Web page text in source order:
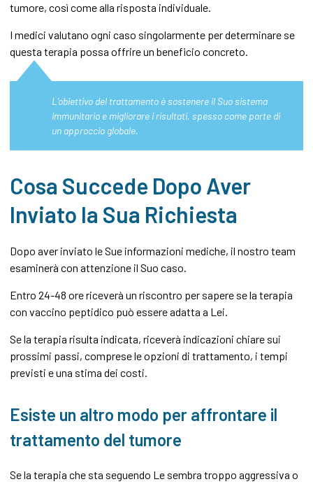
tumore, così come alla risposta individuale.
I medici valutano ogni caso singolarmente per determinare se
questa terapia possa offrire un beneficio concreto.
L’obiettivo del trattamento è sostenere il Suo sistema
immunitario e migliorare i risultati, spesso come parte di
un approccio globale.
Cosa Succede Dopo Aver
Inviato la Sua Richiesta
Dopo aver inviato le Sue informazioni mediche, il nostro team
esaminerà con attenzione il Suo caso.
Entro 24-48 ore riceverà un riscontro per sapere se la terapia
con vaccino peptidico può essere adatta a Lei.
Se la terapia risulta indicata, riceverà indicazioni chiare sui
prossimi passi, comprese le opzioni di trattamento, i tempi
previsti e una stima dei costi.
Esiste un altro modo per affrontare il
trattamento del tumore
Se la terapia che sta seguendo Le sembra troppo aggressiva o